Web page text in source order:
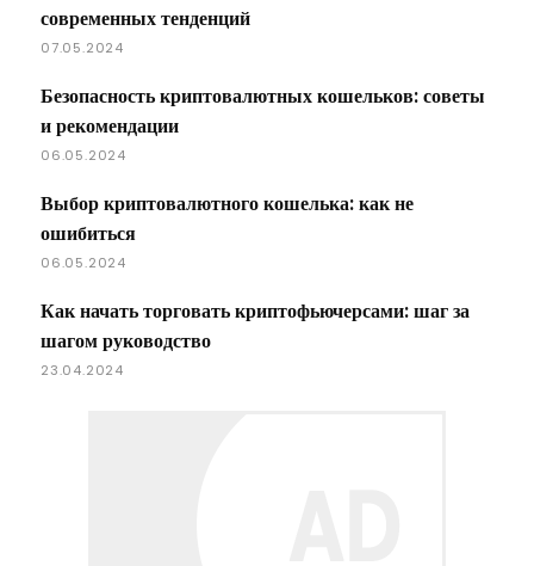
современных тенденций
07.05.2024
Безопасность криптовалютных кошельков: советы
и рекомендации
06.05.2024
Выбор криптовалютного кошелька: как не
ошибиться
06.05.2024
Как начать торговать криптофьючерсами: шаг за
шагом руководство
23.04.2024